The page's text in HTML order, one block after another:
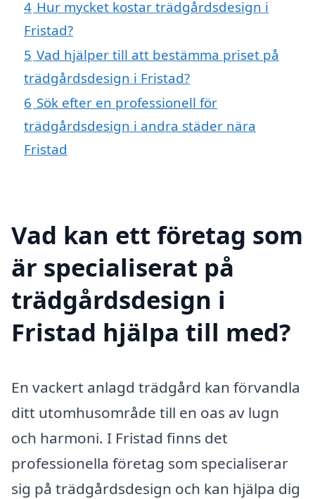
4 Hur mycket kostar trädgårdsdesign i
Fristad?
5 Vad hjälper till att bestämma priset på
trädgårdsdesign i Fristad?
6 Sök efter en professionell för
trädgårdsdesign i andra städer nära
Fristad
Vad kan ett företag som
är specialiserat på
trädgårdsdesign i
Fristad hjälpa till med?
En vackert anlagd trädgård kan förvandla
ditt utomhusområde till en oas av lugn
och harmoni. I Fristad finns det
professionella företag som specialiserar
sig på trädgårdsdesign och kan hjälpa dig